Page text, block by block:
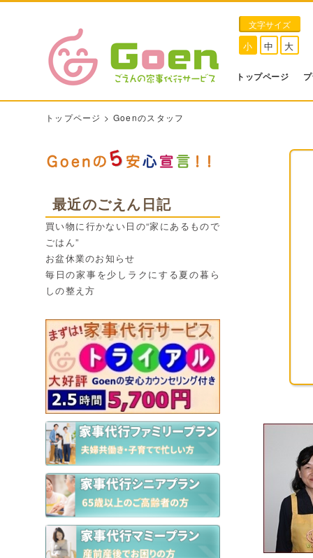
文字サイズ
小 中 大
トップページ
トップページ > Goenのスタッフ
最近のごえん日記
買い物に行かない日の“家にあるもので
ごはん”
お盆休業のお知らせ
毎日の家事を少しラクにする夏の暮ら
しの整え方